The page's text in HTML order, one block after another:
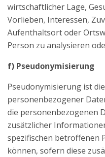
wirtschaftlicher Lage,
Vorlieben, Interessen,
Aufenthaltsort oder
Person zu analysieren
f) Pseudonymisierung
Pseudonymisierung ist
personenbezogener
die personenbezogenen
zusätzlicher
spezifischen betroffenen
können, sofern diese